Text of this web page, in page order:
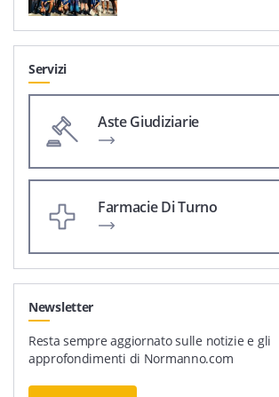
Servizi
Aste Giudiziarie
Farmacie Di Turno
Newsletter
Resta sempre aggiornato sulle notizie e gli
approfondimenti di Normanno.com